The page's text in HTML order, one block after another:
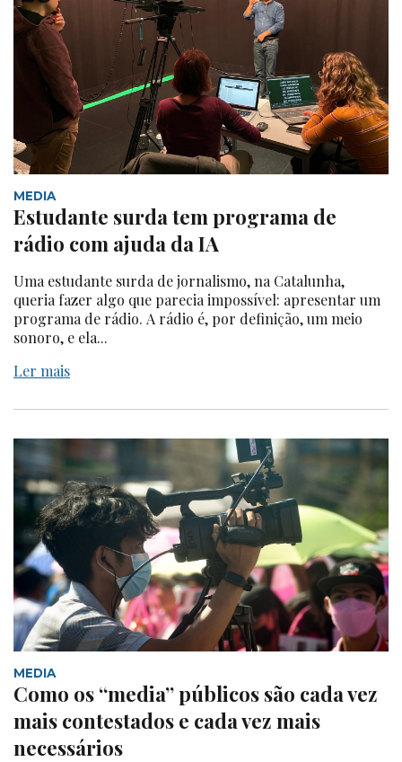
MEDIA
Estudante surda tem programa de
rádio com ajuda da IA
Uma estudante surda de jornalismo, na Catalunha,
queria fazer algo que parecia impossível: apresentar um
programa de rádio. A rádio é, por definição, um meio
sonoro, e ela...
Ler mais
MEDIA
Como os “media” públicos são cada vez
mais contestados e cada vez mais
necessários